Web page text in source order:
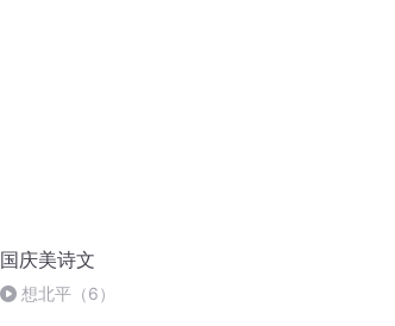
国庆美诗文
想北平（6）